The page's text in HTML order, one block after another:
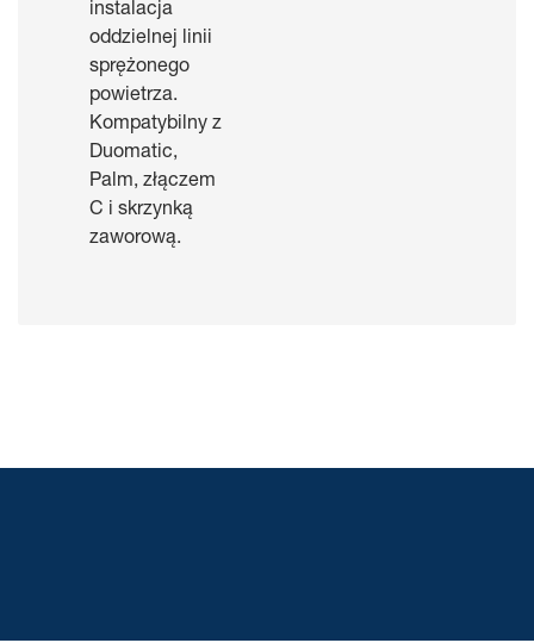
instalacja
oddzielnej linii
sprężonego
powietrza.
Kompatybilny z
Duomatic,
Palm, złączem
C i skrzynką
zaworową.